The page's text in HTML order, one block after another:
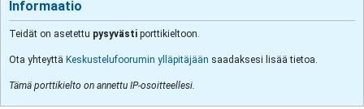
Informaatio
Teidät on asetettu pysyvästi porttikieltoon.
Ota yhteyttä Keskustelufoorumin ylläpitäjään saadaksesi lisää tietoa.
Tämä porttikielto on annettu IP-osoitteellesi.